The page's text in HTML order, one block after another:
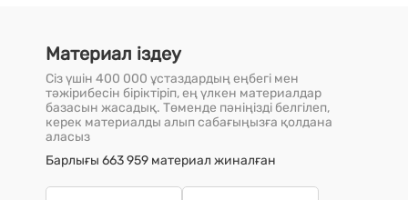
Материал іздеу
Сіз үшін 400 000 ұстаздардың еңбегі мен
тәжірибесін біріктіріп, ең үлкен материалдар
базасын жасадық. Төменде пәніңізді белгілеп,
керек материалды алып сабағыңызға қолдана
аласыз
Барлығы 663 959 материал жиналған